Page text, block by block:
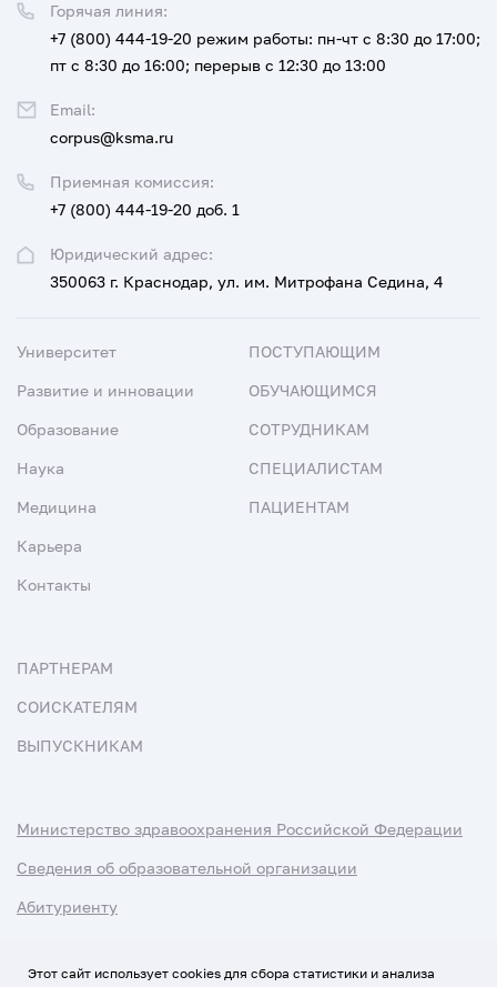
Юридический адрес:
350063 г. Краснодар, ул. им. Митрофана Седина, 4
Приемная комиссия:
+7 (800) 444-19-20 доб. 1
Горячая линия:
+7 (800) 444-19-20 режим работы: пн-чт с 8:30 до 17:00;
пт с 8:30 до 16:00; перерыв с 12:30 до 13:00
Email:
corpus@ksma.ru
Университет
Развитие и инновации
Образование
Наука
Медицина
Карьера
Контакты
ПОСТУПАЮЩИМ
ОБУЧАЮЩИМСЯ
СОТРУДНИКАМ
СПЕЦИАЛИСТАМ
ПАЦИЕНТАМ
ПАРТНЕРАМ
СОИСКАТЕЛЯМ
ВЫПУСКНИКАМ
Министерство здравоохранения Российской Федерации
Сведения об образовательной организации
Абитуриенту
Этот сайт использует cookies для сбора статистики и анализа